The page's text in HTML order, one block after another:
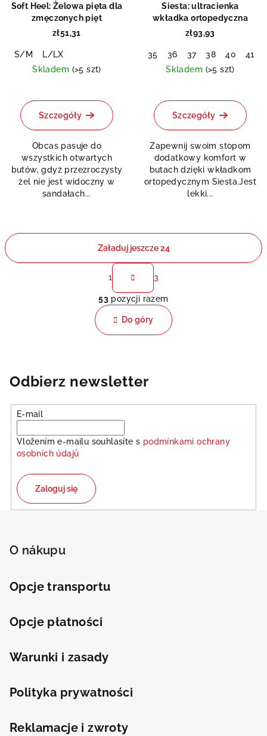
Soft Heel: Żelowa pięta dla
zmęczonych pięt
zł51,31
S/M
L/LX
Skladem (>5 szt)
ocena
produktu
na
5
gwiazdek.
Szczegóły
Obcas pasuje do
wszystkich otwartych
butów, gdyż przezroczysty
żel nie jest widoczny w
sandałach...
Siesta: ultracienka
wkładka ortopedyczna
zł93,93
35 36 37 38 40 41
Skladem (>5 szt)
ocena
produktu
na
5
gwiazdek.
Szczegóły
Zapewnij swoim stopom
dodatkowy komfort w
butach dzięki wkładkom
ortopedycznym Siesta.Jest
lekki...
K
o
n
t
k
s
Załaduj jeszcze 24
P
a
g
i
a
c
1 3
53 pozycji razem
Do góry
Odbierz newsletter
E-mail
Vložením e-mailu souhlasíte s podmínkami ochrany
osobních údajů
Zaloguj się
O nákupu
Opcje transportu
Opcje płatności
Warunki i zasady
Polityka prywatności
Reklamacje i zwroty